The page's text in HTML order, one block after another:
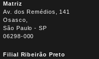
Matriz
Av. dos Remédios, 141
Osasco,
São Paulo - SP
06298-000
Filial Ribeirão Preto